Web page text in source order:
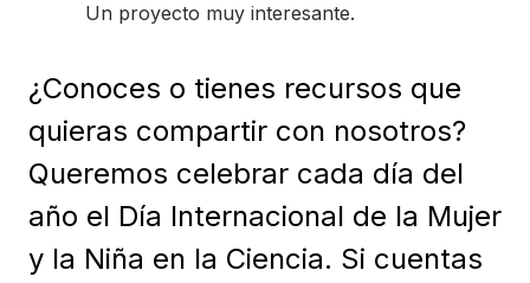
Un proyecto muy interesante.
¿Conoces o tienes recursos que
quieras compartir con nosotros?
Queremos celebrar cada día del
año el Día Internacional de la Mujer
y la Niña en la Ciencia. Si cuentas